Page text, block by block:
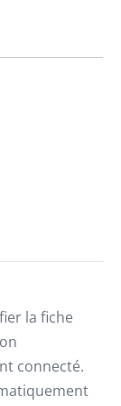
la fiche
connecté.